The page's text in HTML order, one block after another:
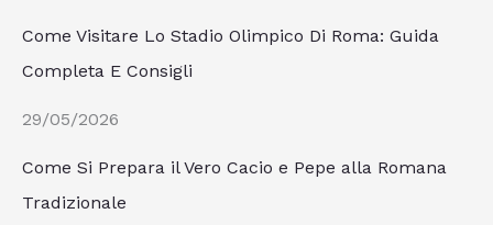
Come Visitare Lo Stadio Olimpico Di Roma: Guida
Completa E Consigli
29/05/2026
Come Si Prepara il Vero Cacio e Pepe alla Romana
Tradizionale